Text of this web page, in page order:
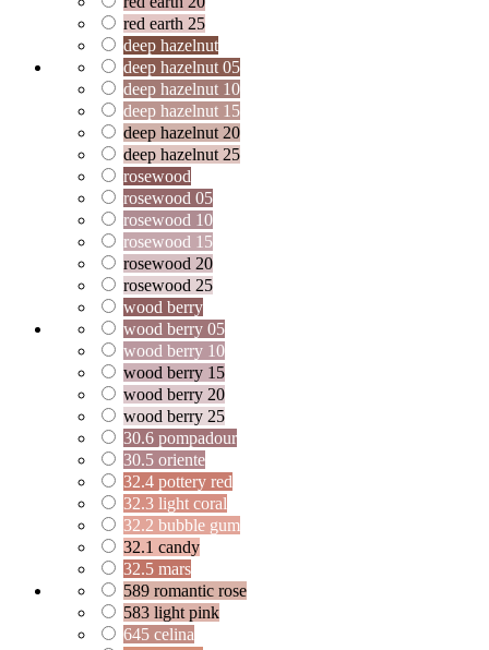
red earth 25
deep hazelnut
deep hazelnut 05
deep hazelnut 10
deep hazelnut 15
deep hazelnut 20
deep hazelnut 25
rosewood
rosewood 05
rosewood 10
rosewood 15
rosewood 20
rosewood 25
wood berry
wood berry 05
wood berry 10
wood berry 15
wood berry 20
wood berry 25
30.6 pompadour
30.5 oriente
32.4 pottery red
32.3 light coral
32.2 bubble gum
32.1 candy
32.5 mars
589 romantic rose
583 light pink
645 celina